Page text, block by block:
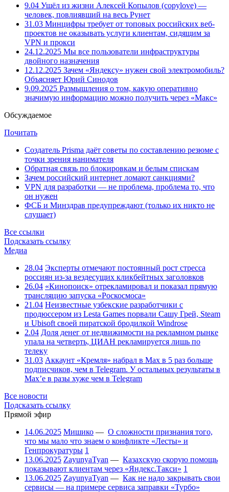
9.04 Ушёл из жизни Алексей Копылов (copylove) —
человек, повлиявший на весь Рунет
31.03 Минцифры требует от топовых российских веб-
проектов не оказывать услуги клиентам, сидящим за
VPN и прокси
24.12.2025 Мы все пользователи инфраструктуры
двойного назначения
12.12.2025 Зачем «Яндексу» нужен свой электромобиль?
Объясняет Юрий Синодов
9.09.2025 Размышления о том, какую оперативно
значимую информацию можно получить через «Макс»
Обсуждаемое
Почитать
Создатель Prisma даёт советы по составлению резюме с
точки зрения нанимателя
Обратная связь по блокировкам и белым спискам
Зачем российский интернет ломают санкциями?
VPN для разработки — не проблема, проблема то, что
он нужен
ФСБ и Минздрав предупреждают (только их никто не
слушает)
Все ссылки
Подсказать ссылку
Медиа
28.04 Эксперты отмечают постоянный рост стресса
россиян из-за вездесущих кликбейтных заголовков
26.04 «Кинопоиск» отрекламировал и показал прямую
трансляцию запуска «Роскосмоса»
21.04 Неизвестные узбекские разработчики с
продюссером из Lesta Games порвали Сашу Грей, Steam
и Ubisoft своей пиратской бродилкой Windrose
2.04 Доля денег от недвижимости на рекламном рынке
упала на четверть, ЦИАН рекламируется лишь по
телеку
31.03 Аккаунт «Кремля» набрал в Max в 5 раз больше
подписчиков, чем в Telegram. У остальных результаты в
Max’е в разы хуже чем в Telegram
Все новости
Подсказать ссылку
Прямой эфир
14.06.2025 Мишико — О сложности признания того,
что мы мало что знаем о конфликте «Лесты» и
Генпрокуратуры 1
13.06.2025 ZayunyaTyan — Казахскую скорую помощь
показывают клиентам через «Яндекс.Такси» 1
13.06.2025 ZayunyaTyan — Как не надо закрывать свои
сервисы — на примере сервиса заправки «Турбо»